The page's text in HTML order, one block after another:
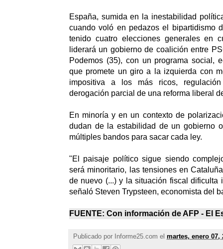
España, sumida en la inestabilidad
cuando voló en pedazos el bipartidismo
tenido cuatro elecciones generales en
liderará un gobierno de coalición entre
Podemos (35), con un programa social,
que promete un giro a la izquierda con
impositiva a los más ricos,
derogación parcial de una reforma liberal
En minoría y en un contexto de
dudan de la estabilidad de un gobierno
múltiples bandos para sacar cada ley.
"El paisaje político sigue siendo
será minoritario, las tensiones en
de nuevo (...) y la situación fiscal dificulta
señaló Steven Trypsteen, economista del
FUENTE: Con información de AFP - El
Publicado por Informe25.com el martes, enero 07,